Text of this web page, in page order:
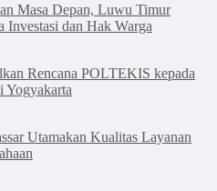
Masa Depan, Luwu Timur
Investasi dan Hak Warga
Rencana POLTEKIS kepada
Yogyakarta
Utamakan Kualitas Layanan